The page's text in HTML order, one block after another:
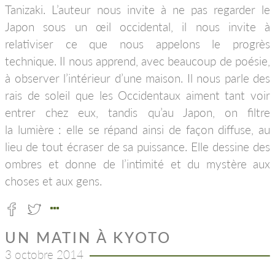
Tanizaki. L’auteur nous invite à ne pas regarder le
Japon sous un œil occidental, il nous invite à
relativiser ce que nous appelons le progrès
technique. Il nous apprend, avec beaucoup de poésie,
à observer l’intérieur d’une maison. Il nous parle des
rais de soleil que les Occidentaux aiment tant voir
entrer chez eux, tandis qu’au Japon, on filtre
la lumière : elle se répand ainsi de façon diffuse, au
lieu de tout écraser de sa puissance. Elle dessine des
ombres et donne de l’intimité et du mystère aux
choses et aux gens.
UN MATIN À KYOTO
3 octobre 2014